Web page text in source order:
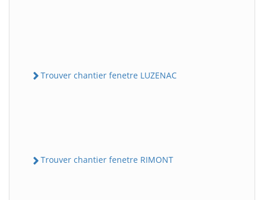
Trouver chantier fenetre LUZENAC
Trouver chantier fenetre RIMONT